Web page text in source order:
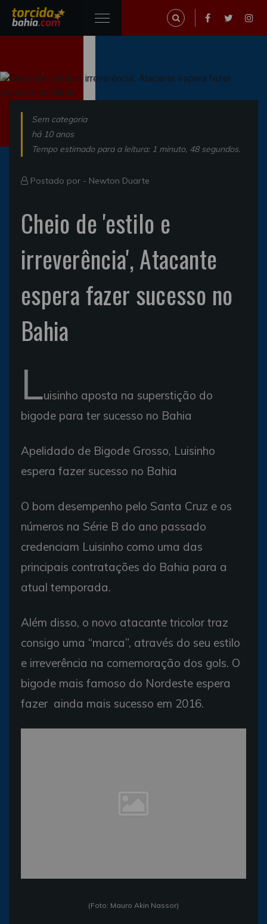
Sem categoria
há 10 anos
Tempo estimado para a leitura: 1 minuto, 48 segundos.
Postado por - Newton Duarte
Cheio de 'estilo e
irreverência', Atacante
espera fazer sucesso no
Bahia
Luisinho aposta na superstição do
bigode para ter sucesso no Bahia
Apelidado de Bigode Grosso, Luisinho
espera fazer sucesso no Bahia
O bom desempenho pelo Santa Cruz e os
números na Série B do ano passado
credenciam Luisinho como uma das
principais contratações do Bahia para a
atual temporada.
Além disso, o novo atacante tricolor traz
consigo uma “marca”, através do seu estilo
e irreverência na comemoração dos gols. O
bigode mais famoso do Nordeste espera
fazer ainda mais sucesso em 2016.
(Foto: Mauro Akin Nassor)